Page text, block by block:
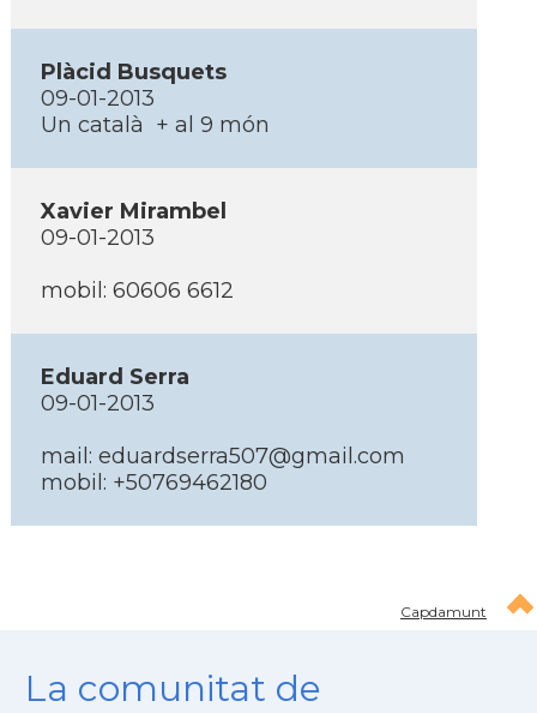
Plàcid Busquets
09-01-2013
Un català + al 9 món
Xavier Mirambel
09-01-2013
mobil: 60606 6612
Eduard Serra
09-01-2013
mail: eduardserra507@gmail.com
mobil: +50769462180
Capdamunt
La comunitat de